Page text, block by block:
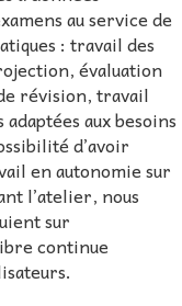
au service de
: travail des
évaluation
révision, travail
aux besoins
d’avoir
en autonomie sur
l’atelier, nous
sur
continue